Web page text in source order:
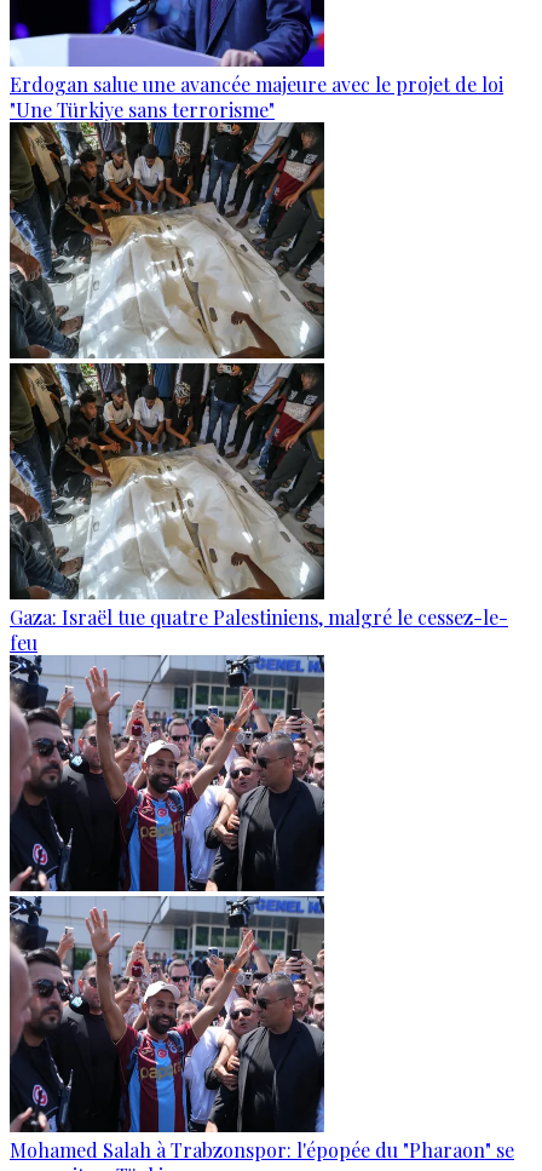
Erdogan salue une avancée majeure avec le projet de loi
"Une Türkiye sans terrorisme"
Gaza: Israël tue quatre Palestiniens, malgré le cessez-le-
feu
Mohamed Salah à Trabzonspor: l'épopée du "Pharaon" se